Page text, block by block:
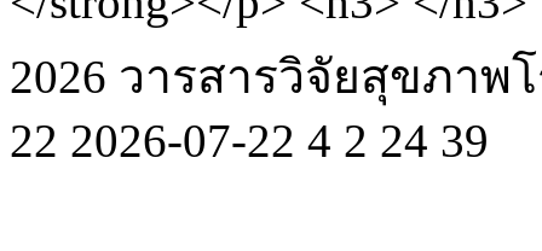
2026 วารสารวิจัยสุขภา
22 2026-07-22 4 2 24 39